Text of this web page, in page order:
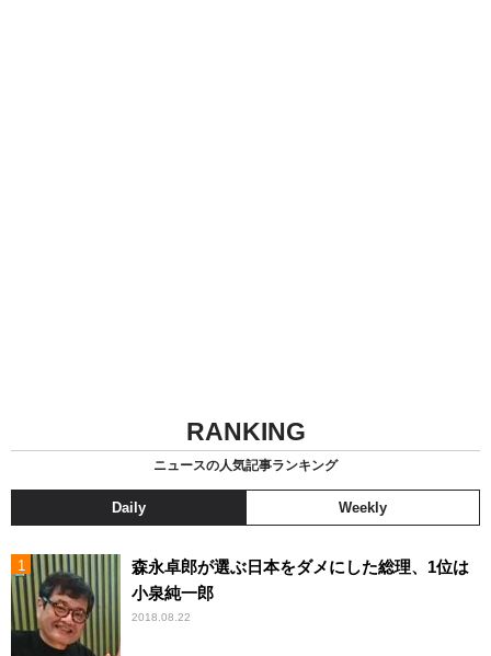
RANKING
ニュースの人気記事ランキング
Daily Weekly
森永卓郎が選ぶ日本をダメにした総理、1位は
小泉純一郎
2018.08.22